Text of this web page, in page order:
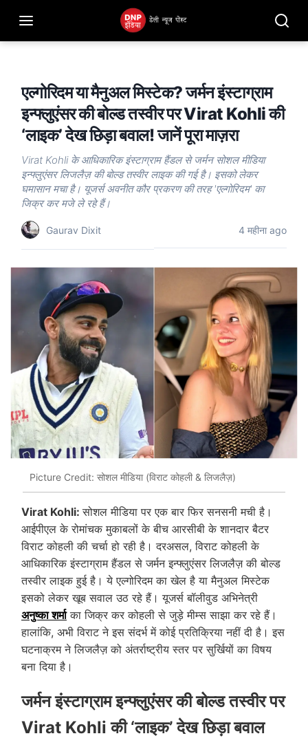
एल्गोरिदम या मैनुअल मिस्टेक? जर्मन इंस्टाग्राम
इन्फ्लुएंसर की बोल्ड तस्वीर पर Virat Kohli की
‘लाइक’ देख छिड़ा बवाल! जानें पूरा माज़रा
Virat Kohli के आधिकारिक इंस्टाग्राम हैंडल से जर्मन सोशल मीडिया
इन्फ्लुएंसर लिजलैज़ की बोल्ड तस्वीर लाइक की गई है। इसको लेकर
घमासान मचा है। यूजर्स अवनीत कौर प्रकरण की तरह 'एल्गोरिदम' का
जिक्र कर मजे ले रहे हैं।
Gaurav Dixit 4 महीना ago
Picture Credit: सोशल मीडिया (विराट कोहली & लिजलैज़)
Virat Kohli:सोशल मीडिया पर एक बार फिर सनसनी मची है।
आईपीएल के रोमांचक मुकाबलों के बीच आरसीबी के शानदार बैटर
विराट कोहली की चर्चा हो रही है। दरअसल, विराट कोहली के
आधिकारिक इंस्टाग्राम हैंडल से जर्मन इन्फ्लुएंसर लिजलैज़ की बोल्ड
तस्वीर लाइक हुई है। ये एल्गोरिदम का खेल है या मैनुअल मिस्टेक
इसको लेकर खूब सवाल उठ रहे हैं। यूजर्स बॉलीवुड अभिनेत्री
अनुष्का शर्माका जिक्र कर कोहली से जुड़े मीम्स साझा कर रहे हैं।
हालांकि, अभी विराट ने इस संदर्भ में कोई प्रतिक्रिया नहीं दी है। इस
घटनाक्रम ने लिजलैज़ को अंतर्राष्ट्रीय स्तर पर सुर्खियों का विषय
बना दिया है।
जर्मन इंस्टाग्राम इन्फ्लुएंसर की बोल्ड तस्वीर पर
Virat Kohli की ‘लाइक’ देख छिड़ा बवाल